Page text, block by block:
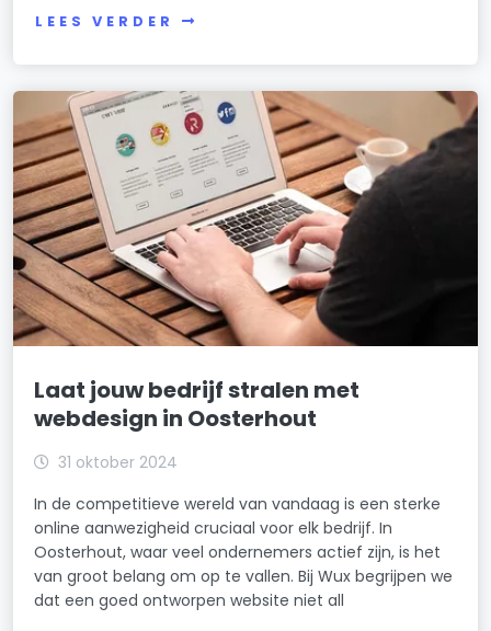
LEES VERDER
Laat jouw bedrijf stralen met
webdesign in Oosterhout
31 oktober 2024
In de competitieve wereld van vandaag is een sterke
online aanwezigheid cruciaal voor elk bedrijf. In
Oosterhout, waar veel ondernemers actief zijn, is het
van groot belang om op te vallen. Bij Wux begrijpen we
dat een goed ontworpen website niet all